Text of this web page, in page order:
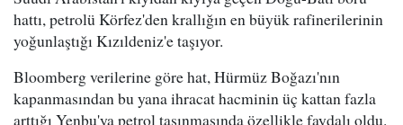
hattı, petrolü Körfez'den krallığın en büyük rafinerilerinin
yoğunlaştığı Kızıldeniz'e taşıyor.
Bloomberg verilerine göre hat, Hürmüz Boğazı'nın
kapanmasından bu yana ihracat hacminin üç kattan fazla
arttığı Yenbu'ya petrol taşınmasında özellikle faydalı oldu.